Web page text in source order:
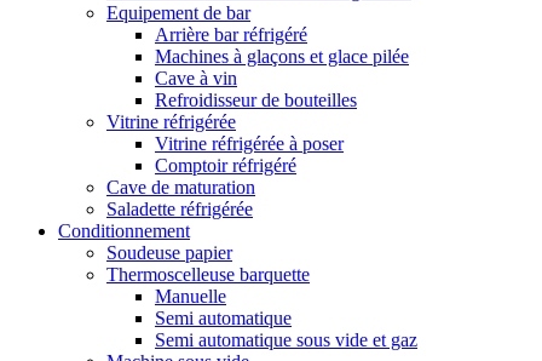
Equipement de bar
Arrière bar réfrigéré
Machines à glaçons et glace pilée
Cave à vin
Refroidisseur de bouteilles
Vitrine réfrigérée
Vitrine réfrigérée à poser
Comptoir réfrigéré
Cave de maturation
Saladette réfrigérée
Conditionnement
Soudeuse papier
Thermoscelleuse barquette
Manuelle
Semi automatique
Semi automatique sous vide et gaz